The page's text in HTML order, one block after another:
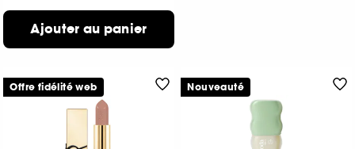
Ajouter au panier
Offre fidélité web Nouveauté